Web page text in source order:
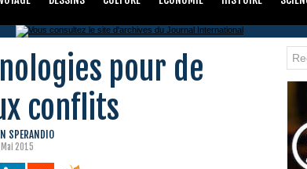
pour de
conflits
SPERANDIO
2015